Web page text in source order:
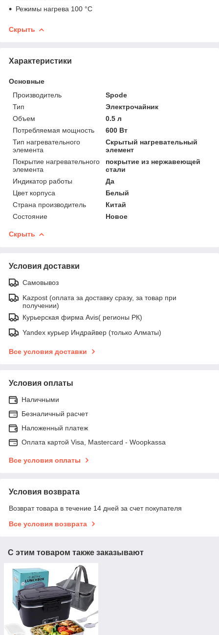
Режимы нагрева 100 °С
Скрыть
Характеристики
Основные
Производитель
Spode
Тип
Электрочайник
Объем
0.5 л
Потребляемая мощность
600 Вт
Тип нагревательного
элемента
Скрытый нагревательный
элемент
Покрытие нагревательного
элемента
покрытие из нержавеющей
стали
Индикатор работы
Да
Цвет корпуса
Белый
Страна производитель
Китай
Состояние
Новое
Скрыть
Условия доставки
Самовывоз
Kazpost (оплата за доставку сразу, за товар при
получении)
Курьерская фирма Avis( регионы РК)
Yandex курьер Индрайвер (только Алматы)
Все условия доставки
Условия оплаты
Наличными
Безналичный расчет
Наложенный платеж
Оплата картой Visa, Mastercard - Woopkassa
Все условия оплаты
Условия возврата
Возврат товара в течение 14 дней за счет покупателя
Все условия возврата
С этим товаром также заказывают